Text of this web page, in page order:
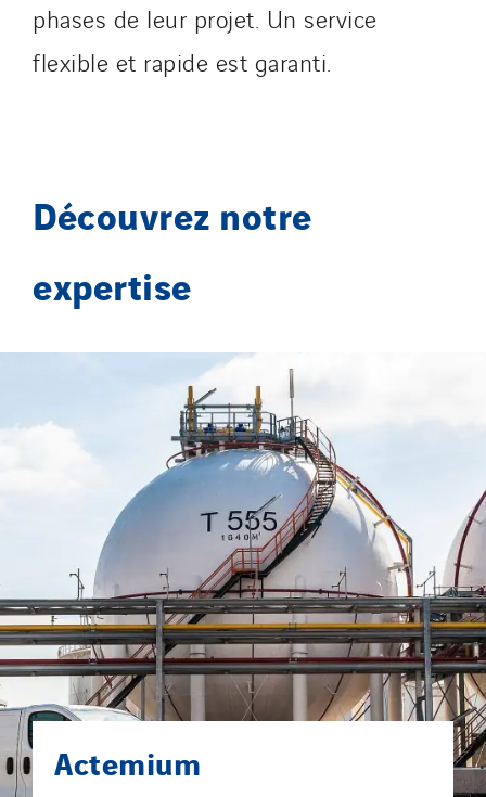
phases de leur projet. Un service
flexible et rapide est garanti.
Découvrez notre
expertise
Actemium